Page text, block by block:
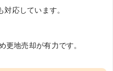
応しています。
更地売却が有力です。